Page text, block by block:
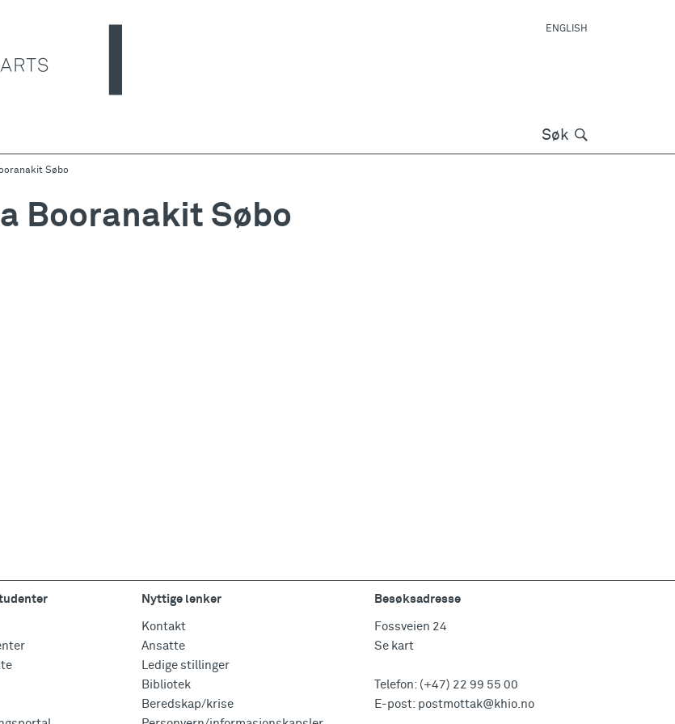
ENGLISH
Søk Søk
Søbo
Booranakit Søbo
Nyttige lenker
Kontakt
Ansatte
Ledige stillinger
Bibliotek
Beredskap/krise
Besøksadresse
Fossveien 24
Se kart
Telefon: (+47) 22 99 55 00
E-post: postmottak@khio.no